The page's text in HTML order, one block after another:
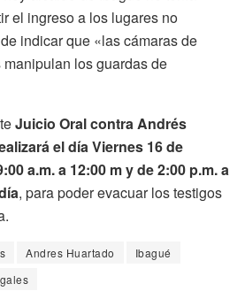
el ingreso a los lugares no
indicar que «las cámaras de
los guardas de
Juicio Oral contra Andrés
el día Viernes 16 de
a.m. a 12:00 m y de 2:00 p.m. a
, para poder evacuar los testigos
Andres Huartado
Ibagué